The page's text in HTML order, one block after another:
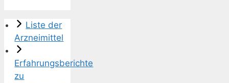
Liste der
Arzneimittel
Erfahrungsberichte
zu